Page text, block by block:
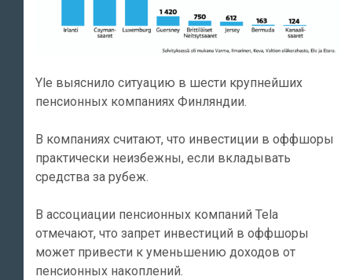
Yle выяснило ситуацию в шести крупнейших
пенсионных компаниях Финляндии.
В компаниях считают, что инвестиции в оффшоры
практически неизбежны, если вкладывать
средства за рубеж.
В ассоциации пенсионных компаний Tela
отмечают, что запрет инвестиций в оффшоры
может привести к уменьшению доходов от
пенсионных накоплений.